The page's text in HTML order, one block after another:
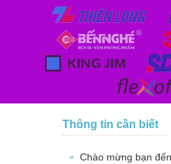
Thông tin cần biết
Chào mừng bạn